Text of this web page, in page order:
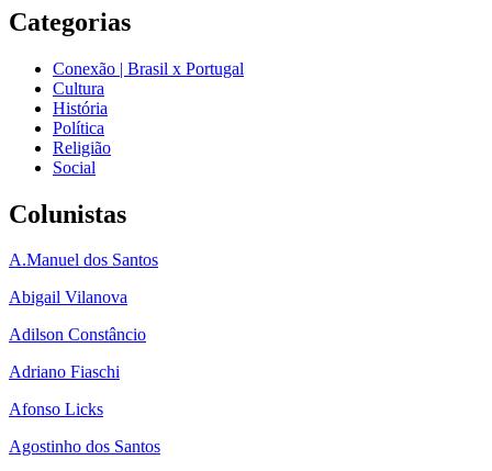
Categorias
Conexão | Brasil x Portugal
Cultura
História
Política
Religião
Social
Colunistas
A.Manuel dos Santos
Abigail Vilanova
Adilson Constâncio
Adriano Fiaschi
Afonso Licks
Agostinho dos Santos